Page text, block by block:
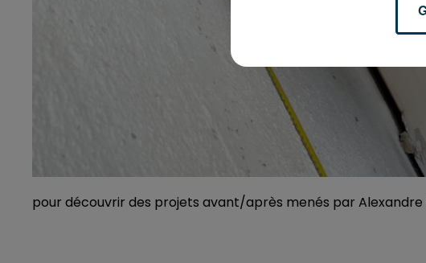
pour découvrir des projets avant/après menés par Alexandre